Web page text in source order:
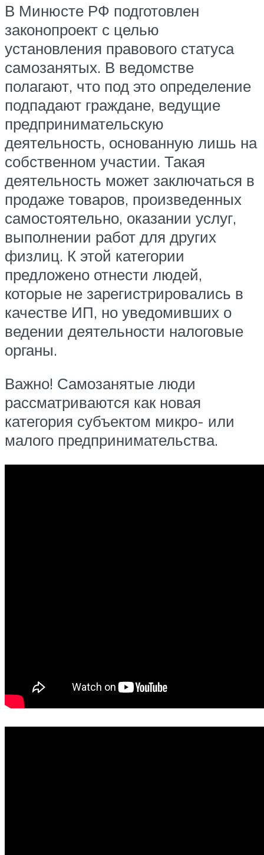
В Минюсте РФ подготовлен
законопроект с целью
установления правового статуса
самозанятых. В ведомстве
полагают, что под это определение
подпадают граждане, ведущие
предпринимательскую
деятельность, основанную лишь на
собственном участии. Такая
деятельность может заключаться в
продаже товаров, произведенных
самостоятельно, оказании услуг,
выполнении работ для других
физлиц. К этой категории
предложено отнести людей,
которые не зарегистрировались в
качестве ИП, но уведомивших о
ведении деятельности налоговые
органы.
Важно! Самозанятые люди
рассматриваются как новая
категория субъектом микро- или
малого предпринимательства.